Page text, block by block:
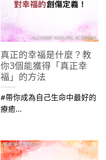
真正的幸福是什麼？教
你3個能獲得「真正幸
福」的方法
#帶你成為自己生命中最好的
療癒...